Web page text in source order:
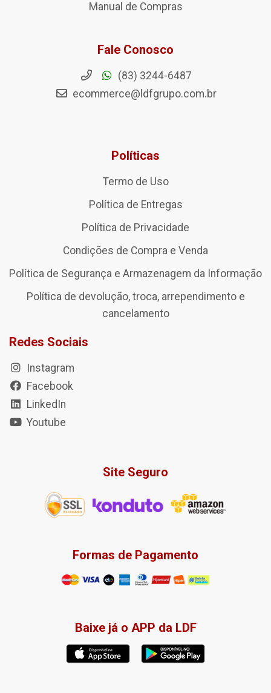
Manual de Compras
Fale Conosco
(83) 3244-6487
ecommerce@ldfgrupo.com.br
Políticas
Termo de Uso
Política de Entregas
Política de Privacidade
Condições de Compra e Venda
Política de Segurança e Armazenagem da Informação
Política de devolução, troca, arrependimento e
cancelamento
Redes Sociais
Instagram
Facebook
LinkedIn
Youtube
Site Seguro
Formas de Pagamento
Baixe já o APP da LDF